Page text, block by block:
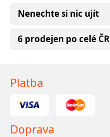
Nenechte si nic ujít
6 prodejen po celé ČR
Platba
Doprava